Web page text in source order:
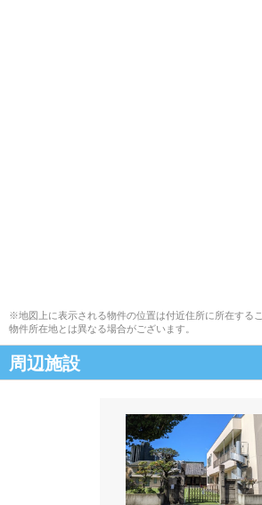
※地図上に表示される物件の位置は付近住所に所在する
物件所在地とは異なる場合がございます。
周辺施設